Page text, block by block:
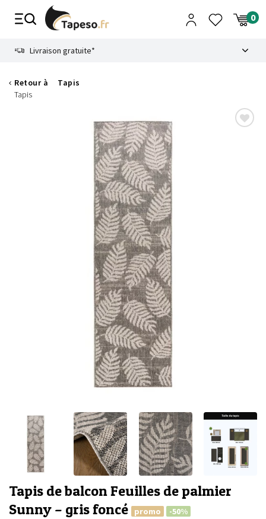
Livraison gratuite*
Retour à
Tapis
Tapis
Tapis de balcon Feuilles de palmier
Sunny – gris foncé
promo -50%